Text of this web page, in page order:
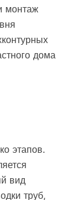
монтаж
дома
этапов.
вид
труб,